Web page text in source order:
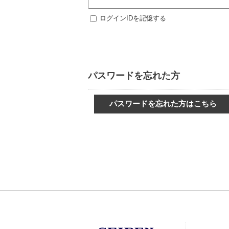
ログインIDを記憶する
パスワードを忘れた方
パスワードを忘れた方はこちら